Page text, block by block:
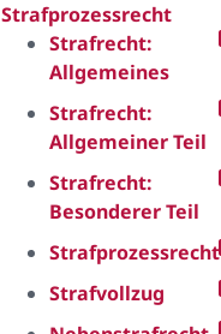
Strafprozessrecht
Strafrecht:
Allgemeines
Strafrecht:
Allgemeiner Teil
Strafrecht:
Besonderer Teil
Strafprozessrecht
Strafvollzug